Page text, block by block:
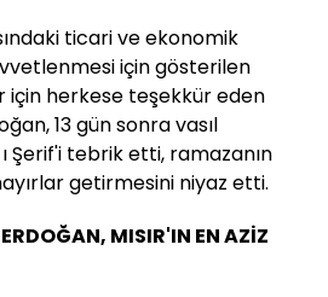
ticari ve ekonomik
için gösterilen
için herkese teşekkür eden
13 gün sonra vasıl
Şerif'i tebrik etti, ramazanın
getirmesini niyaz etti.
MISIR'IN EN AZİZ